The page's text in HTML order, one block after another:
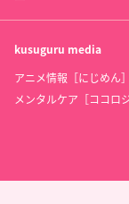
kusuguru media
アニメ情報［にじめん］
メンタルケア［ココロジ